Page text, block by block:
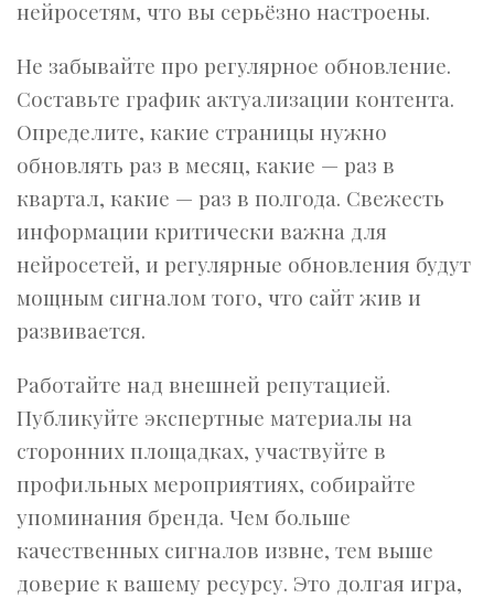
нейросетям, что вы серьёзно настроены.
Не забывайте про регулярное обновление.
Составьте график актуализации контента.
Определите, какие страницы нужно
обновлять раз в месяц, какие — раз в
квартал, какие — раз в полгода. Свежесть
информации критически важна для
нейросетей, и регулярные обновления будут
мощным сигналом того, что сайт жив и
развивается.
Работайте над внешней репутацией.
Публикуйте экспертные материалы на
сторонних площадках, участвуйте в
профильных мероприятиях, собирайте
упоминания бренда. Чем больше
качественных сигналов извне, тем выше
доверие к вашему ресурсу. Это долгая игра,